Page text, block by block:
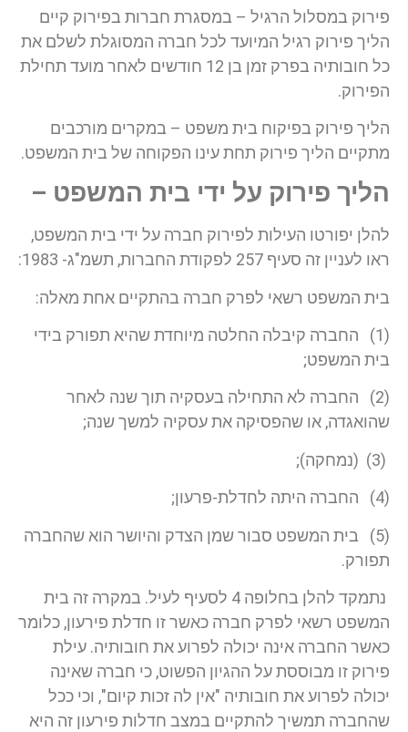
פירוק במסלול הרגיל – במסגרת חברות בפירוק קיים
הליך פירוק רגיל המיועד לכל חברה המסוגלת לשלם את
כל חובותיה בפרק זמן בן 12 חודשים לאחר מועד תחילת
הפירוק.
הליך פירוק בפיקוח בית משפט – במקרים מורכבים
מתקיים הליך פירוק תחת עינו הפקוחה של בית המשפט.
הליך פירוק על ידי בית המשפט –
להלן יפורטו העילות לפירוק חברה על ידי בית המשפט,
ראו לעניין זה סעיף 257 לפקודת החברות, תשמ"ג- 1983:
בית המשפט רשאי לפרק חברה בהתקיים אחת מאלה:
(1) החברה קיבלה החלטה מיוחדת שהיא תפורק בידי
בית המשפט;
(2) החברה לא התחילה בעסקיה תוך שנה לאחר
שהואגדה, או שהפסיקה את עסקיה למשך שנה;
(3) (נמחקה);
(4) החברה היתה לחדלת-פרעון;
(5) בית המשפט סבור שמן הצדק והיושר הוא שהחברה
תפורק.
נתמקד להלן בחלופה 4 לסעיף לעיל. במקרה זה בית
המשפט רשאי לפרק חברה כאשר זו חדלת פירעון, כלומר
כאשר החברה אינה יכולה לפרוע את חובותיה. עילת
פירוק זו מבוססת על ההגיון הפשוט, כי חברה שאינה
יכולה לפרוע את חובותיה "אין לה זכות קיום", וכי ככל
שהחברה תמשיך להתקיים במצב חדלות פירעון זה היא